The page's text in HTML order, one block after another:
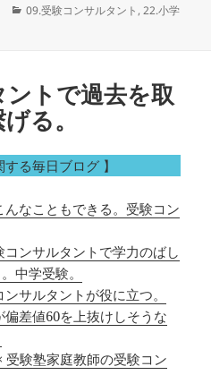
カ
09.受験コンサルタント ,22.小学
トで過去を取
る。
る毎日ブログ 】
なこともできる。受験コン
ンサルタントで学力のばし
中学受験。
サルタントが役に立つ。
差値60を上抜けしそうな
験塾家庭教師の受験コン